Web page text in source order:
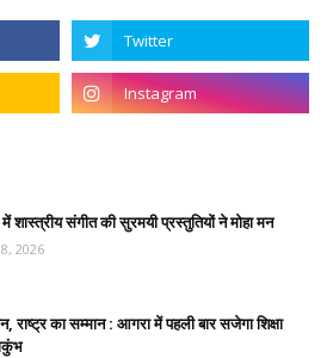
शास्त्रीय संगीत की सुरमयी प्रस्तुतियों ने मोहा मन
2026
राष्ट्र का सम्मान : आगरा में पहली बार सजेगा शिक्षा